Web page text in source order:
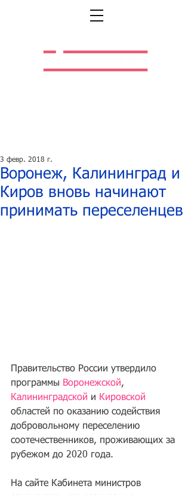
Воронеж, Калининград и
Киров вновь начинают
принимать переселенцев
3 февр. 2018 г.
Правительство России утвердило
программы Воронежской,
Калининградской и Кировской
областей по оказанию содействия
добровольному переселению
соотечественников, проживающих за
рубежом до 2020 года.
На сайте Кабинета министров